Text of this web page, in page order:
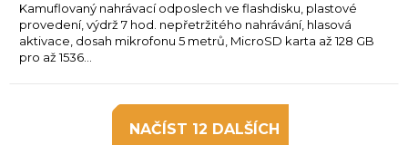
Kamuflovaný nahrávací odposlech ve flashdisku, plastové
provedení, výdrž 7 hod. nepřetržitého nahrávání, hlasová
aktivace, dosah mikrofonu 5 metrů, MicroSD karta až 128 GB
pro až 1536...
NAČÍST 12 DALŠÍCH